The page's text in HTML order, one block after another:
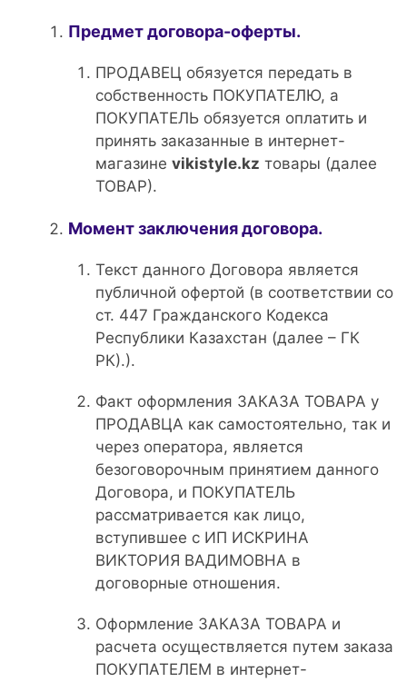
Предмет договора-оферты.
ПРОДАВЕЦ обязуется передать в
собственность ПОКУПАТЕЛЮ, а
ПОКУПАТЕЛЬ обязуется оплатить и
принять заказанные в интернет-
магазине vikistyle.kz товары (далее
ТОВАР).
Момент заключения договора.
Текст данного Договора является
публичной офертой (в соответствии со
ст. 447 Гражданского Кодекса
Республики Казахстан (далее – ГК
РК).).
Факт оформления ЗАКАЗА ТОВАРА у
ПРОДАВЦА как самостоятельно, так и
через оператора, является
безоговорочным принятием данного
Договора, и ПОКУПАТЕЛЬ
рассматривается как лицо,
вступившее с ИП ИСКРИНА
ВИКТОРИЯ ВАДИМОВНА в
договорные отношения.
Оформление ЗАКАЗА ТОВАРА и
расчета осуществляется путем заказа
ПОКУПАТЕЛЕМ в интернет-